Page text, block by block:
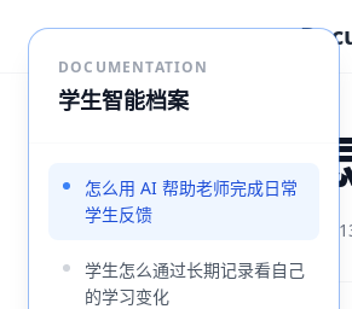
May
DOCUMENTATION
学生智能档案
怎么用 AI 帮助老师完成日常
学生反馈
学生怎么通过长期记录看自己
的学习变化